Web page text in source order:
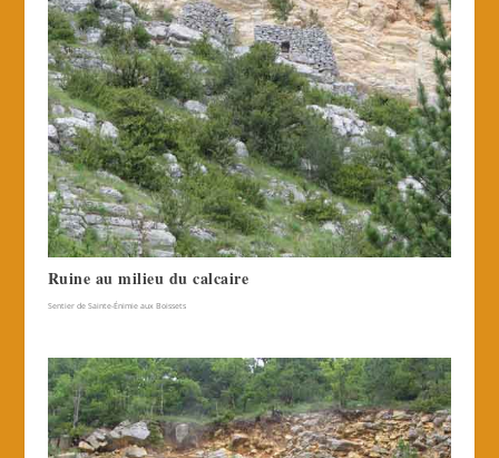
Ruine au milieu du calcaire
Sentier de Sainte-Énimie aux Boissets